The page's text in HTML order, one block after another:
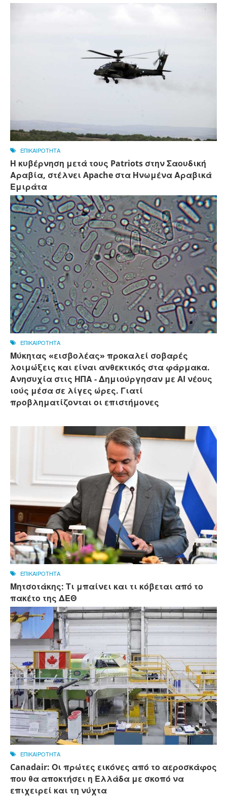
ΕΠΙΚΑΙΡΟΤΗΤΑ
Η κυβέρνηση μετά τους Patriots στην Σαουδική
Αραβία, στέλνει Apache στα Ηνωμένα Αραβικά
Εμιράτα
ΕΠΙΚΑΙΡΟΤΗΤΑ
Μύκητας «εισβολέας» προκαλεί σοβαρές
λοιμώξεις και είναι ανθεκτικός στα φάρμακα.
Ανησυχία στις ΗΠΑ - Δημιούργησαν με AI νέους
ιούς μέσα σε λίγες ώρες. Γιατί
προβληματίζονται οι επιστήμονες
ΕΠΙΚΑΙΡΟΤΗΤΑ
Μητσοτάκης: Τι μπαίνει και τι κόβεται από το
πακέτο της ΔΕΘ
ΕΠΙΚΑΙΡΟΤΗΤΑ
Canadair: Οι πρώτες εικόνες από το αεροσκάφος
που θα αποκτήσει η Ελλάδα με σκοπό να
επιχειρεί και τη νύχτα